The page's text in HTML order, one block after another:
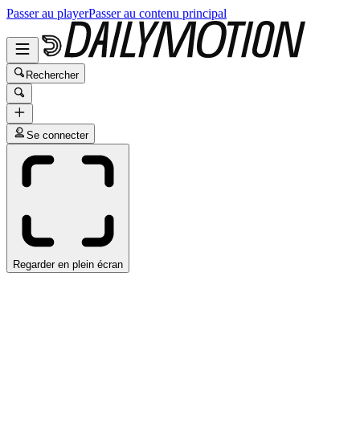
Passer au playerPasser au contenu principal
Rechercher
Se connecter
Regarder en plein écran